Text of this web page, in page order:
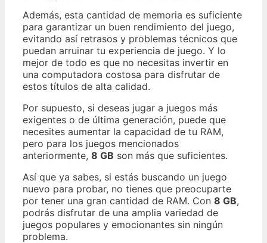
Además, esta cantidad de memoria es suficiente
para garantizar un buen rendimiento del juego,
evitando así retrasos y problemas técnicos que
puedan arruinar tu experiencia de juego. Y lo
mejor de todo es que no necesitas invertir en
una computadora costosa para disfrutar de
estos títulos de alta calidad.
Por supuesto, si deseas jugar a juegos más
exigentes o de última generación, puede que
necesites aumentar la capacidad de tu RAM,
pero para los juegos mencionados
anteriormente, 8 GB son más que suficientes.
Así que ya sabes, si estás buscando un juego
nuevo para probar, no tienes que preocuparte
por tener una gran cantidad de RAM. Con 8 GB,
podrás disfrutar de una amplia variedad de
juegos populares y emocionantes sin ningún
problema.